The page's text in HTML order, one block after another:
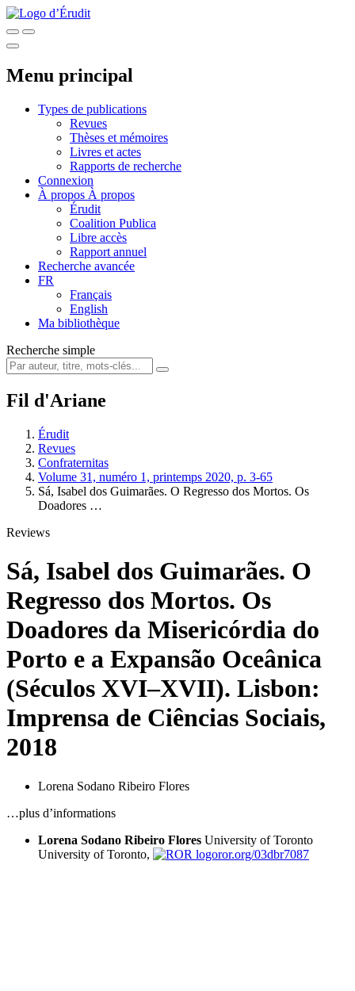
Menu principal
Types de publications
Revues
Thèses et mémoires
Livres et actes
Rapports de recherche
Connexion
À propos À propos
Érudit
Coalition Publica
Libre accès
Rapport annuel
Recherche avancée
FR
Français
English
Ma bibliothèque
Recherche simple
Fil d'Ariane
Érudit
Revues
Confraternitas
Volume 31, numéro 1, printemps 2020, p. 3-65
Sá, Isabel dos Guimarães. O Regresso dos Mortos. Os
Doadores …
Reviews
Sá, Isabel dos Guimarães. O
Regresso dos Mortos. Os
Doadores da Misericórdia do
Porto e a Expansão Oceânica
(Séculos XVI–XVII). Lisbon:
Imprensa de Ciências Sociais,
2018
Lorena Sodano Ribeiro Flores
…plus d’informations
Lorena Sodano Ribeiro Flores University of Toronto
University of Toronto,
ror.org/03dbr7087